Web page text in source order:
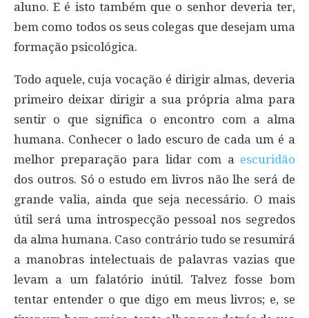
aluno. E é isto também que o senhor deveria ter,
bem como todos os seus colegas que desejam uma
formação psicológica.
Todo aquele, cuja vocação é dirigir almas, deveria
primeiro deixar dirigir a sua própria alma para
sentir o que significa o encontro com a alma
humana. Conhecer o lado escuro de cada um é a
melhor preparação para lidar com a escuridão
dos outros. Só o estudo em livros não lhe será de
grande valia, ainda que seja necessário. O mais
útil será uma introspecção pessoal nos segredos
da alma humana. Caso contrário tudo se resumirá
a manobras intelectuais de palavras vazias que
levam a um falatório inútil. Talvez fosse bom
tentar entender o que digo em meus livros; e, se